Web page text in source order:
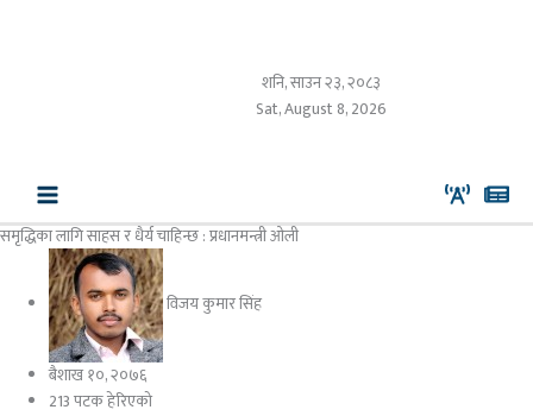
शनि, साउन २३, २०८३
Sat, August 8, 2026
समृद्धिका लागि साहस र धैर्य चाहिन्छ : प्रधानमन्त्री ओली
विजय कुमार सिंह
बैशाख १०, २०७६
213 पटक हेरिएको